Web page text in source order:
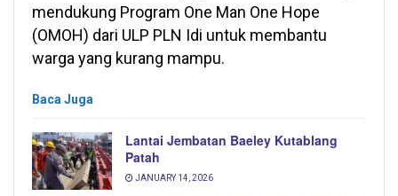
mendukung Program One Man One Hope
(OMOH) dari ULP PLN Idi untuk membantu
warga yang kurang mampu.
Baca Juga
Lantai Jembatan Baeley Kutablang
Patah
JANUARY 14, 2026